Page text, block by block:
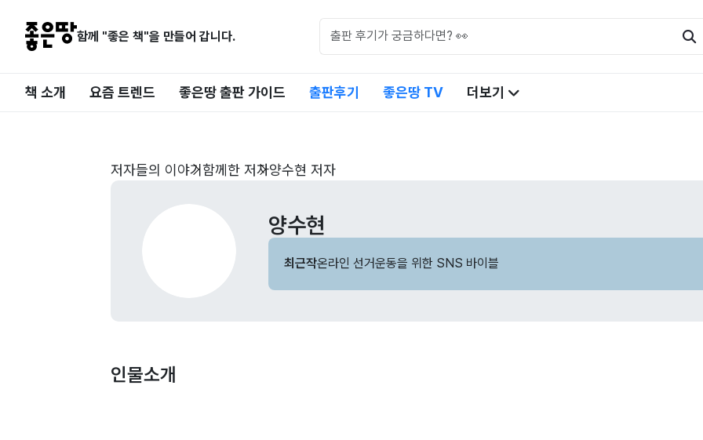
함께 "좋은 책"을 만들어 갑니다.
책 소개 요즘 트렌드 좋은땅 출판 가이드 출판후기 좋은땅 TV 더보기
저자들의 이야기 함께한 저자양수현 저자
양수현
최근작온라인 선거운동을 위한 SNS 바이블
인물소개